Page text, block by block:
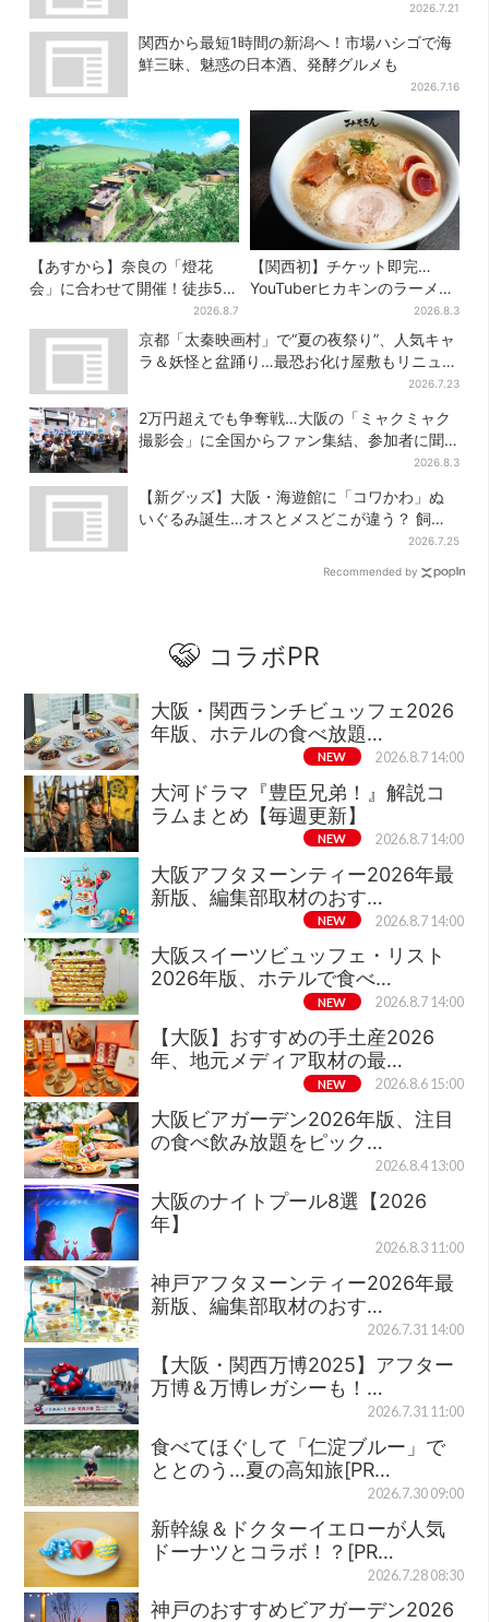
2026.7.21
関西から最短1時間の新潟へ！市場ハシゴで海
鮮三昧、魅惑の日本酒、発酵グルメも
2026.7.16
【あすから】奈良の「燈花
会」に合わせて開催！徒歩5
分…結婚式場が“バル”に、前後
で食事が楽しめる
2026.8.7
【関西初】チケット即完…
YouTuberヒカキンのラーメン
店「みそきん」が大阪上陸！
「待ってました」と話題
2026.8.3
京都「太秦映画村」で“夏の夜祭り”、人気キャ
ラ＆妖怪と盆踊り…最恐お化け屋敷もリニュー
2026.7.23
2万円超えでも争奪戦…大阪の「ミャクミャク
撮影会」に全国からファン集結、参加者に聞
2026.8.3
【新グッズ】大阪・海遊館に「コワかわ」ぬ
いぐるみ誕生…オスとメスどこが違う？ 飼育
2026.7.25
Recommended by
コラボPR
大阪・関西ランチビュッフェ2026
年版、ホテルの食べ放題…
NEW 2026.8.7 14:00
大河ドラマ『豊臣兄弟！』解説コ
ラムまとめ【毎週更新】
NEW 2026.8.7 14:00
大阪アフタヌーンティー2026年最
新版、編集部取材のおす…
NEW 2026.8.7 14:00
大阪スイーツビュッフェ・リスト
2026年版、ホテルで食べ…
NEW 2026.8.7 14:00
【大阪】おすすめの手土産2026
年、地元メディア取材の最…
NEW 2026.8.6 15:00
大阪ビアガーデン2026年版、注目
の食べ飲み放題をピック…
2026.8.4 13:00
大阪のナイトプール8選【2026
年】
2026.8.3 11:00
神戸アフタヌーンティー2026年最
新版、編集部取材のおす…
2026.7.31 14:00
【大阪・関西万博2025】アフター
万博＆万博レガシーも！…
2026.7.31 11:00
食べてほぐして「仁淀ブルー」で
ととのう…夏の高知旅[PR…
2026.7.30 09:00
新幹線＆ドクターイエローが人気
ドーナツとコラボ！？[PR…
2026.7.28 08:30
神戸のおすすめビアガーデン2026